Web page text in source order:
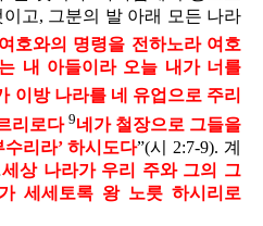
고, 그분의 발 아래 모든 나라
호와의 명령을 전하노라 여호
내 아들이라 오늘 내가 너를
이방 나라를 네 유업으로 주리
리로다 9네가 철장으로 그들을
리라’ 하시도다”(시 2:7-9). 계
세상 나라가 우리 주와 그의 그
세세토록 왕 노릇 하시리로